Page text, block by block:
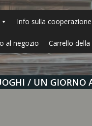
Info sulla cooperazione
al negozio Carrello della
UN GIORNO